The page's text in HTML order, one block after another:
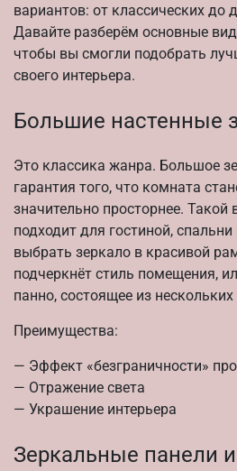
вариантов: от классических до
Давайте разберём основные
чтобы вы смогли подобрать
своего интерьера.
Большие настенные
Это классика жанра. Большое
гарантия того, что комната
значительно просторнее. Такой
подходит для гостиной,
выбрать зеркало в красивой
подчеркнёт стиль помещения,
панно, состоящее из
Преимущества:
— Эффект «безграничности»
— Отражение света
— Украшение интерьера
Зеркальные панели